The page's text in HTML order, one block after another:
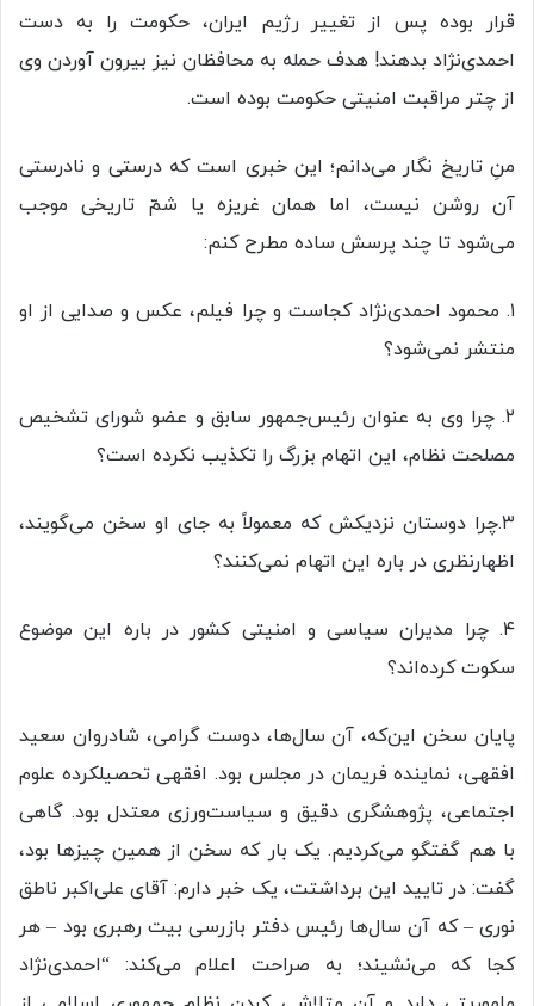
قرار بوده پس از تغییر رژیم ایران، حکومت را به دست
احمدی‌نژاد بدهند! هدف حمله به محافظان نیز بیرون آوردن وی
از چتر مراقبت امنیتی حکومت بوده است.‌
منِ تاریخ نگار می‌دانم؛ این خبری است که درستی و نادرستی
آن روشن نیست، اما همان غریزه یا شمّ تاریخی موجب
می‌شود تا چند پرسش ساده مطرح کنم:
۱. محمود احمدی‌نژاد کجاست و چرا فیلم، عکس و صدایی از او
منتشر نمی‌شود؟
۲. چرا وی به عنوان رئیس‌جمهور سابق و عضو شورای تشخیص
مصلحت نظام، این اتهام بزرگ را تکذیب نکرده است؟
۳.‌چرا دوستان نزدیکش که معمولاً به جای او سخن می‌گویند،
اظهارنظری در باره این اتهام نمی‌کنند؟
۴. چرا مدیران سیاسی و امنیتی کشور در باره این موضوع
سکوت کرده‌اند؟
پایان سخن این‌که، آن سال‌ها، دوست گرامی، شادروان سعید
افقهی، نماینده فریمان در مجلس بود. افقهی تحصیلکرده علوم
اجتماعی، پژوهشگری دقیق و سیاست‌ورزی معتدل بود.‌ گاهی
با هم گفتگو می‌کردیم. یک بار که سخن از همین چیزها بود،
گفت: در تایید این برداشتت، یک خبر دارم: آقای علی‌اکبر ناطق
نوری – که آن سال‌ها رئیس دفتر بازرسی بیت رهبری بود – هر
کجا که می‌نشیند؛ به صراحت اعلام‌ می‌کند: “احمدی‌نژاد